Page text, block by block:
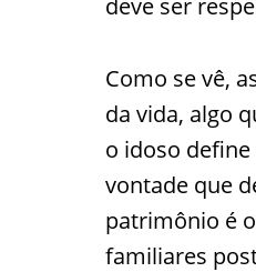
deve ser
Como se vê,
da vida, algo
o idoso
vontade que
patrimônio é
familiares